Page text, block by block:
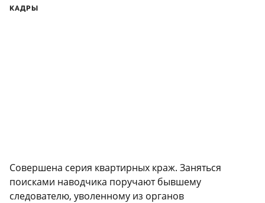
КАДРЫ
Совершена серия квартирных краж. Заняться
поисками наводчика поручают бывшему
следователю, уволенному из органов